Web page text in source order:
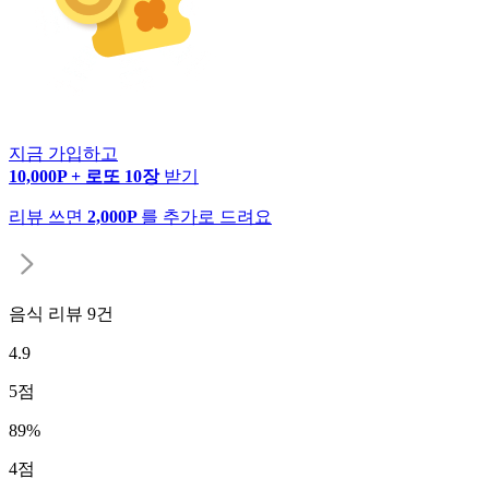
지금 가입하고
10,000P + 로또 10장 받기
리뷰 쓰면 2,000P 를 추가로 드려요
음식 리뷰 9건
4.9
5점
89%
4점